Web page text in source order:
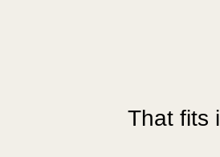
That fits